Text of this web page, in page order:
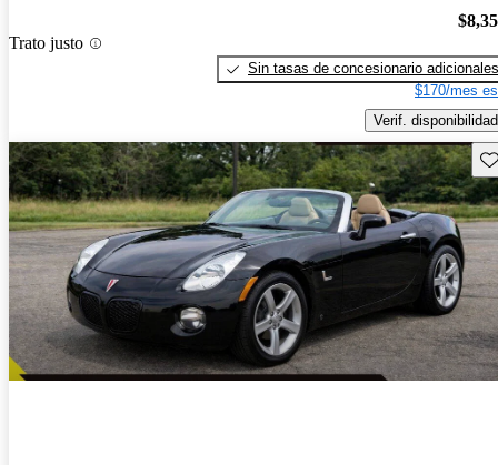
Trato justo
Sin tasas de concesionario adicionales
$170/mes
Verif. disponibilidad